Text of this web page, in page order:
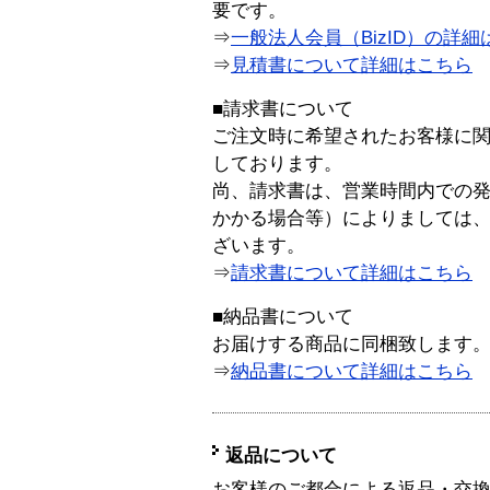
要です。
⇒一般法人会員（BizID）の詳細
⇒ 見積書について詳細はこちら
■請求書について
ご注文時に希望されたお客様に
しております。
尚、請求書は、営業時間内での
かかる場合等）によりましては
ざいます。
⇒請求書について詳細はこちら
■納品書について
お届けする商品に同梱致します。
⇒納品書について詳細はこちら
返品について